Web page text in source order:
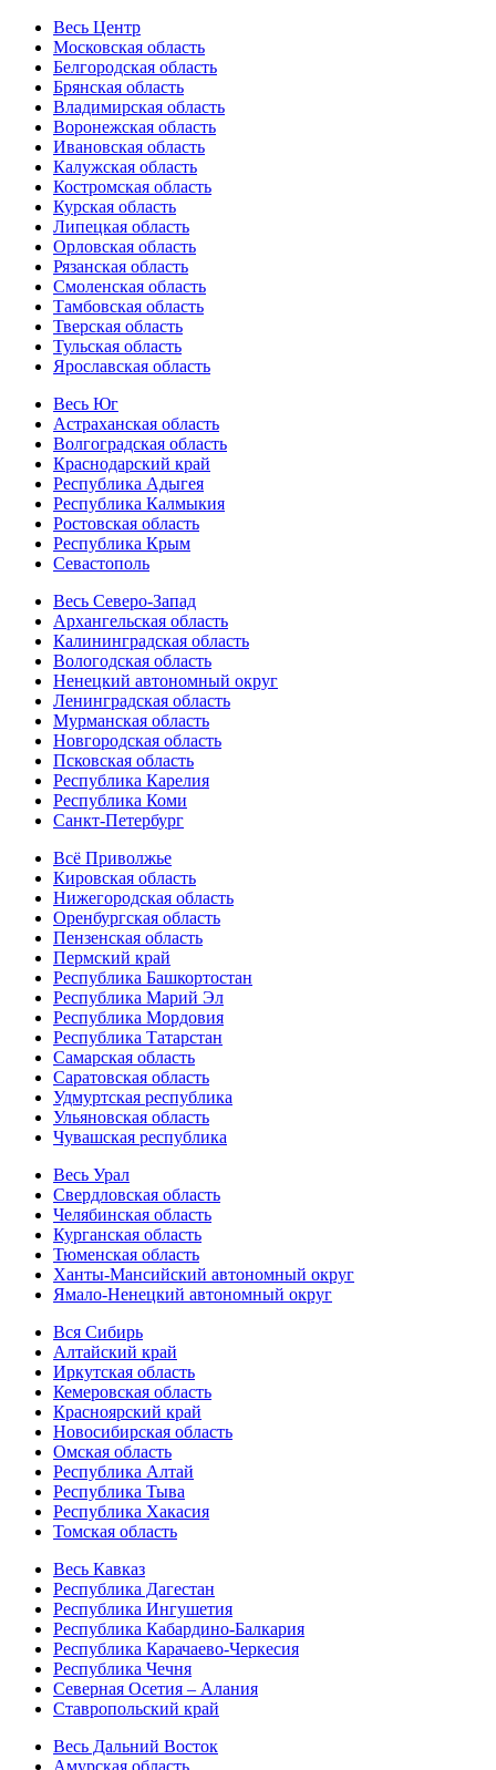
Весь Центр
Московская область
Белгородская область
Брянская область
Владимирская область
Воронежская область
Ивановская область
Калужская область
Костромская область
Курская область
Липецкая область
Орловская область
Рязанская область
Смоленская область
Тамбовская область
Тверская область
Тульская область
Ярославская область
Весь Юг
Астраханская область
Волгоградская область
Краснодарский край
Республика Адыгея
Республика Калмыкия
Ростовская область
Республика Крым
Севастополь
Весь Северо-Запад
Архангельская область
Калининградская область
Вологодская область
Ненецкий автономный округ
Ленинградская область
Мурманская область
Новгородская область
Псковская область
Республика Карелия
Республика Коми
Санкт-Петербург
Всё Приволжье
Кировская область
Нижегородская область
Оренбургская область
Пензенская область
Пермский край
Республика Башкортостан
Республика Марий Эл
Республика Мордовия
Республика Татарстан
Самарская область
Саратовская область
Удмуртская республика
Ульяновская область
Чувашская республика
Весь Урал
Свердловская область
Челябинская область
Курганская область
Тюменская область
Ханты-Мансийский автономный округ
Ямало-Ненецкий автономный округ
Вся Сибирь
Алтайский край
Иркутская область
Кемеровская область
Красноярский край
Новосибирская область
Омская область
Республика Алтай
Республика Тыва
Республика Хакасия
Томская область
Весь Кавказ
Республика Дагестан
Республика Ингушетия
Республика Кабардино-Балкария
Республика Карачаево-Черкесия
Республика Чечня
Северная Осетия – Алания
Ставропольский край
Весь Дальний Восток
Амурская область